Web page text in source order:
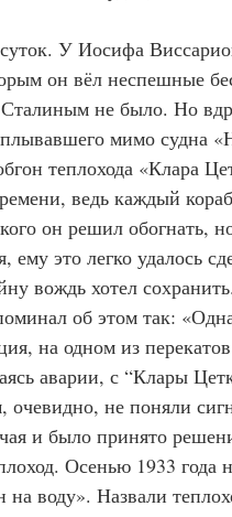
У Иосифа
он вёл неспешные
Сталиным не было. Но
мимо судна
теплохода «Клара
ведь каждый
он решил обогнать,
ему это легко удалось
вождь хотел
об этом так:
на одном из
аварии, с “Клары
не поняли
и было принято
Осенью 1933 года
воду». Назвали